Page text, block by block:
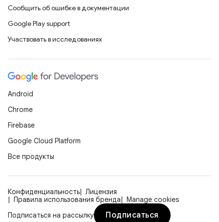
Сообщить об ошибке в документации
Google Play support
Участвовать в исследованиях
Android
Chrome
Firebase
Google Cloud Platform
Все продукты
Конфиденциальность
Лицензия
Правила использования бренда
Manage cookies
Подписаться на рассылку
Подписаться